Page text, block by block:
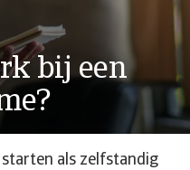
bij een
als zelfstandig